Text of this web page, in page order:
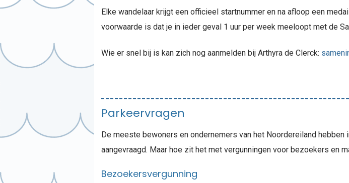
Elke wandelaar krijgt een officieel startnummer en na afloop een
voorwaarde is dat je in ieder geval 1 uur per week meeloopt met de
Wie er snel bij is kan zich nog aanmelden bij Arthyra de Clerck:
Parkeervragen
De meeste bewoners en ondernemers van het Noordereiland hebben
aangevraagd. Maar hoe zit het met vergunningen voor bezoekers en
Bezoekersvergunning